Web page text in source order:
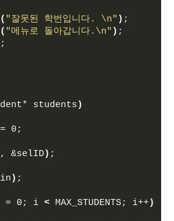
( "잘못된 학번입니다. \n" ) ;
( "메뉴로 돌아갑니다.\n" ) ;
;
students )
= 0;
, &selID) ;
) ;
= 0; i < MAX_STUDENTS; i++)